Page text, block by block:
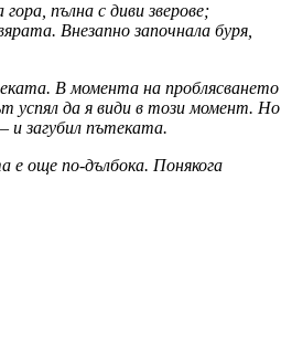
пълна с диви зверове;
Внезапно започнала буря,
В момента на проблясването
успял да я види в този момент. Но
и загубил пътеката.
още по-дълбока. Понякога